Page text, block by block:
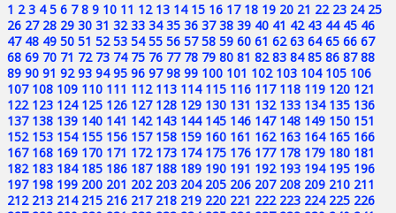
1 2 3 4 5 6 7 8 9 10 11 12 13 14 15 16 17 18 19 20 21 22 23 24 25
26 27 28 29 30 31 32 33 34 35 36 37 38 39 40 41 42 43 44 45 46
47 48 49 50 51 52 53 54 55 56 57 58 59 60 61 62 63 64 65 66 67
68 69 70 71 72 73 74 75 76 77 78 79 80 81 82 83 84 85 86 87 88
89 90 91 92 93 94 95 96 97 98 99 100 101 102 103 104 105 106
107 108 109 110 111 112 113 114 115 116 117 118 119 120 121
122 123 124 125 126 127 128 129 130 131 132 133 134 135 136
137 138 139 140 141 142 143 144 145 146 147 148 149 150 151
152 153 154 155 156 157 158 159 160 161 162 163 164 165 166
167 168 169 170 171 172 173 174 175 176 177 178 179 180 181
182 183 184 185 186 187 188 189 190 191 192 193 194 195 196
197 198 199 200 201 202 203 204 205 206 207 208 209 210 211
212 213 214 215 216 217 218 219 220 221 222 223 224 225 226